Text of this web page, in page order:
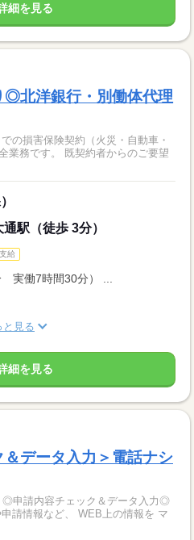
細を見る
◎北洋銀行・別働体代理
の損害保険契約（火災・自動車・
業務です。 既契約者からのご要望
駅（徒歩 3分）
給
実働7時間30分） ...
と見る
細を見る
＆データ入力＞電話ナシ